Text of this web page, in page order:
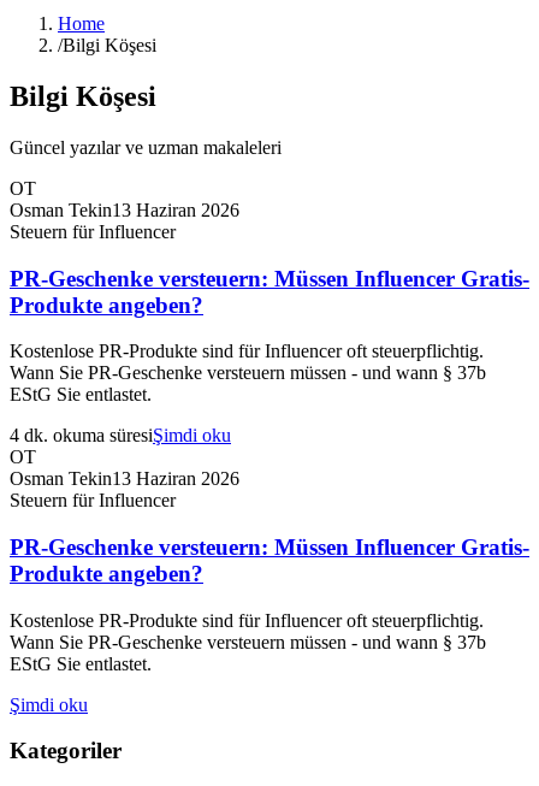
Home
/Bilgi Köşesi
Bilgi Köşesi
Güncel yazılar ve uzman makaleleri
OT
Osman Tekin13 Haziran 2026
Steuern für Influencer
PR-Geschenke versteuern: Müssen Influencer Gratis-
Produkte angeben?
Kostenlose PR-Produkte sind für Influencer oft steuerpflichtig.
Wann Sie PR-Geschenke versteuern müssen - und wann § 37b
EStG Sie entlastet.
4 dk. okuma süresiŞimdi oku
OT
Osman Tekin13 Haziran 2026
Steuern für Influencer
PR-Geschenke versteuern: Müssen Influencer Gratis-
Produkte angeben?
Kostenlose PR-Produkte sind für Influencer oft steuerpflichtig.
Wann Sie PR-Geschenke versteuern müssen - und wann § 37b
EStG Sie entlastet.
Şimdi oku
Kategoriler